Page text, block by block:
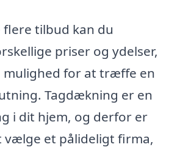
tilbud kan du
priser og ydelser,
mulighed for at træffe en
Tagdækning er en
i dit hjem, og derfor er
vælge et pålideligt firma,